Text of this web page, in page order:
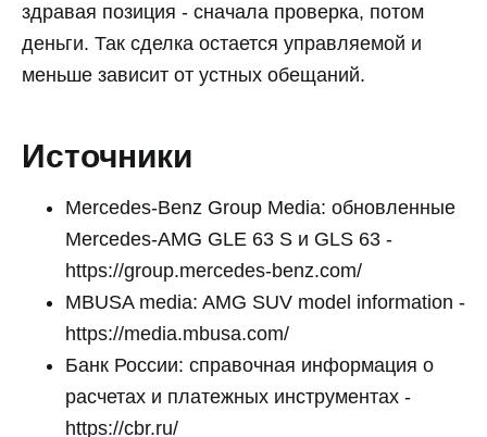
здравая позиция - сначала проверка, потом
деньги. Так сделка остается управляемой и
меньше зависит от устных обещаний.
Источники
Mercedes-Benz Group Media: обновленные
Mercedes-AMG GLE 63 S и GLS 63 -
https://group.mercedes-benz.com/
MBUSA media: AMG SUV model information -
https://media.mbusa.com/
Банк России: справочная информация о
расчетах и платежных инструментах -
https://cbr.ru/